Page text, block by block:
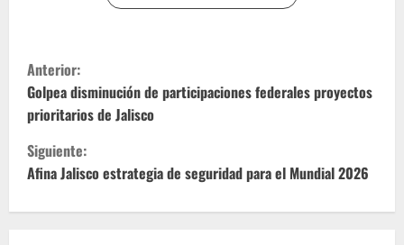
S
i
g
u
e
Anterior:
Golpea disminución de participaciones federales proyectos
prioritarios de Jalisco
Siguiente:
Afina Jalisco estrategia de seguridad para el Mundial 2026